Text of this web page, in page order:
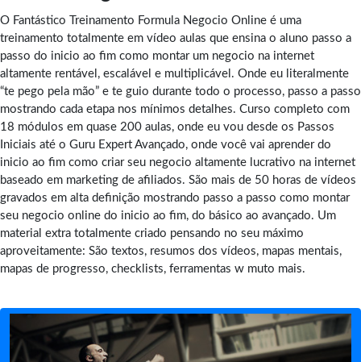
O Fantástico Treinamento Formula Negocio Online é uma
treinamento totalmente em vídeo aulas que ensina o aluno passo a
passo do inicio ao fim como montar um negocio na internet
altamente rentável, escalável e multiplicável. Onde eu literalmente
“te pego pela mão” e te guio durante todo o processo, passo a passo
mostrando cada etapa nos mínimos detalhes. Curso completo com
18 módulos em quase 200 aulas, onde eu vou desde os Passos
Iniciais até o Guru Expert Avançado, onde você vai aprender do
inicio ao fim como criar seu negocio altamente lucrativo na internet
baseado em marketing de afiliados. São mais de 50 horas de vídeos
gravados em alta definição mostrando passo a passo como montar
seu negocio online do inicio ao fim, do básico ao avançado. Um
material extra totalmente criado pensando no seu máximo
aproveitamente: São textos, resumos dos vídeos, mapas mentais,
mapas de progresso, checklists, ferramentas w muto mais.